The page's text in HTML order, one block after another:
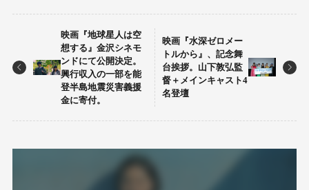
映画『地球星人は空
想する』金沢シネモ
ンドにて公開決定。
興行収入の一部を能
登半島地震災害義援
金に寄付。
映画『水深ゼロメー
トルから』、記念舞
台挨拶。山下敦弘監
督＋メインキャスト4
名登壇